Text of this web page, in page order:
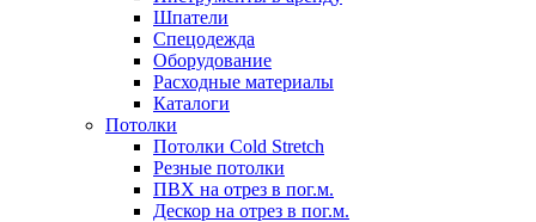
Шпатели
Спецодежда
Оборудование
Расходные материалы
Каталоги
Потолки
Потолки Cold Stretch
Резные потолки
ПВХ на отрез в пог.м.
Дескор на отрез в пог.м.